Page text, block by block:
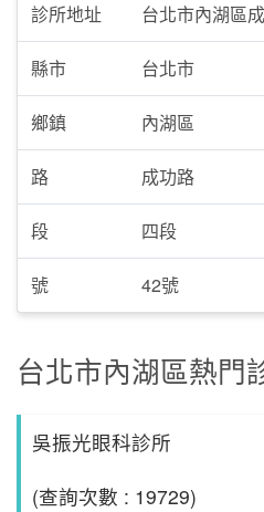
診所地址 台北市內湖區
縣市 台北市
鄉鎮 內湖區
路 成功路
段 四段
號 42號
台北市內湖區熱門
吳振光眼科診所
(查詢次數 : 19729)